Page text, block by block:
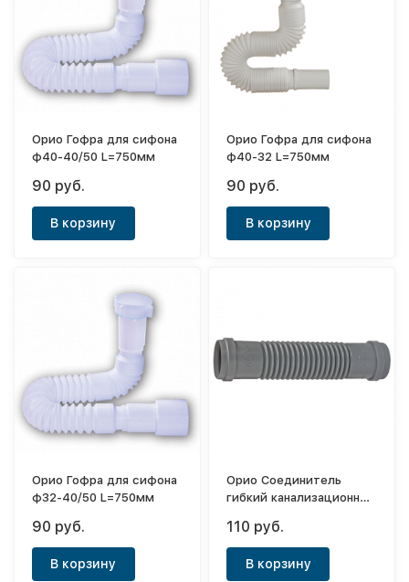
Орио Гофра для сифона
ф40-40/50 L=750мм
90 руб.
В корзину
Орио Гофра для сифона
ф40-32 L=750мм
90 руб.
В корзину
Орио Гофра для сифона
ф32-40/50 L=750мм
90 руб.
В корзину
Орио Соединитель
гибкий канализационный
уплотнительными
кольцам ф50мм
110 руб.
В корзину